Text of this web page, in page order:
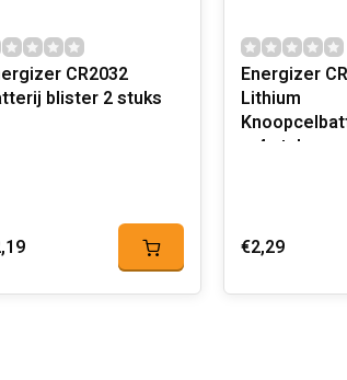
CR2032
blister 2 stuks
Energizer
Lithium
– 4 stuks
€2,29